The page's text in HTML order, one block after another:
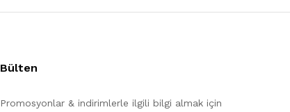
Bülten
Promosyonlar & indirimlerle ilgili bilgi almak için